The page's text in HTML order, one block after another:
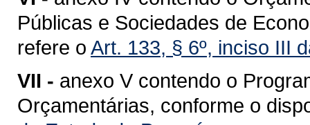
Públicas e Sociedades de
refere o Art. 133, § 6º, inciso III
VII - anexo V contendo o
Orçamentárias, conforme o